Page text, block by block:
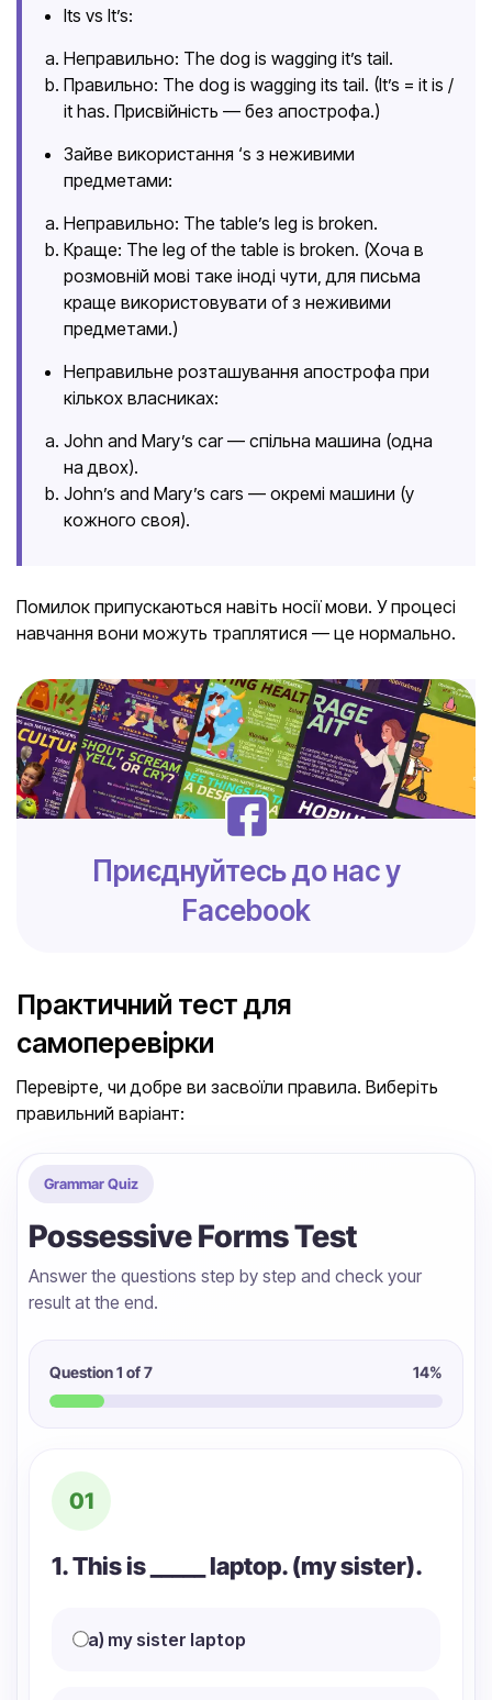
Its vs It’s:
Неправильно: The dog is wagging it’s tail.
Правильно: The dog is wagging its tail. (It’s = it is /
it has. Присвійність — без апострофа.)
Зайве використання ‘s з неживими
предметами:
Неправильно: The table’s leg is broken.
Краще: The leg of the table is broken. (Хоча в
розмовній мові таке іноді чути, для письма
краще використовувати of з неживими
предметами.)
Неправильне розташування апострофа при
кількох власниках:
John and Mary’s car — спільна машина (одна
на двох).
John’s and Mary’s cars — окремі машини (у
кожного своя).
Помилок припускаються навіть носії мови. У процесі
навчання вони можуть траплятися — це нормально.
Приєднуйтесь до нас у
Facebook
Практичний тест для
самоперевірки
Перевірте, чи добре ви засвоїли правила. Виберіть
правильний варіант:
Grammar Quiz
Possessive Forms Test
Answer the questions step by step and check your
result at the end.
Question1 of 7 14%
01
1. This is _____ laptop. (my sister).
a) my sister laptop